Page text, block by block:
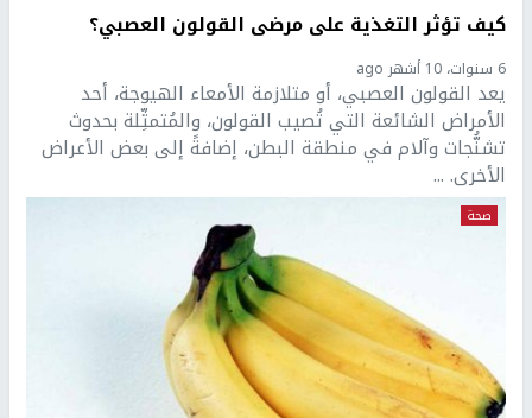
كيف تؤثر التغذية على مرضى القولون العصبي؟
6 سنوات، 10 أشهر ago
يعد القولون العصبي، أو متلازمة الأمعاء الهيوجة، أحد
الأمراض الشائعة التي تُصيب القولون، والمُتمثِّلة بحدوث
تشنُّجات وآلام في منطقة البطن، إضافةً إلى بعض الأعراض
الأخرى. ...
صحة